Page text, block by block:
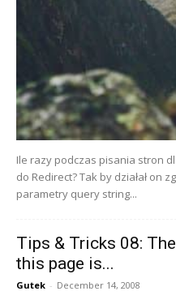
Ile razy podczas pisania stron
do Redirect? Tak by działał on
parametry query string...
Tips & Tricks 08:
this page is...
Gutek - December 14, 2008